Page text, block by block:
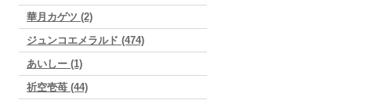
華月カゲツ (2)
ジュンコエメラルド (474)
あいしー (1)
祈空壱苺 (44)